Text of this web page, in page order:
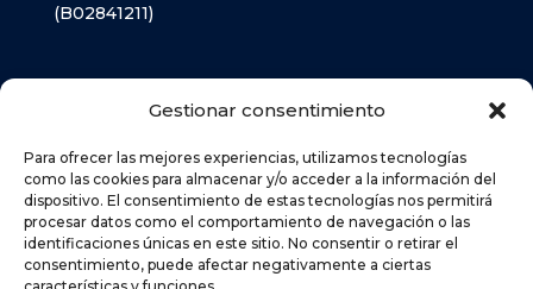
Gestionar consentimiento
Para ofrecer las mejores experiencias, utilizamos tecnologías
como las cookies para almacenar y/o acceder a la información del
dispositivo. El consentimiento de estas tecnologías nos permitirá
procesar datos como el comportamiento de navegación o las
identificaciones únicas en este sitio. No consentir o retirar el
consentimiento, puede afectar negativamente a ciertas
(B02841211)
AVISO LEGAL
POLÍTICA DE PRIVACIDAD
POLÍTICA DE COOKIES (UE)